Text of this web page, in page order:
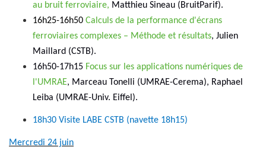
au bruit ferroviaire, Matthieu Sineau (BruitParif).
16h25-16h50 Calculs de la performance d'écrans
ferroviaires complexes – Méthode et résultats, Julien
Maillard (CSTB).
16h50-17h15 Focus sur les applications numériques de
l'UMRAE, Marceau Tonelli (UMRAE-Cerema), Raphael
Leiba (UMRAE-Univ. Eiffel).
18h30 Visite LABE CSTB (navette 18h15)
Mercredi 24 juin